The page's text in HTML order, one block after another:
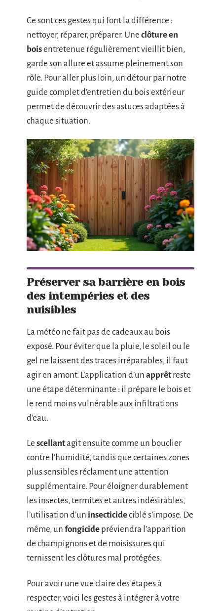
Ce sont ces gestes qui font la différence :
nettoyer, réparer, préparer. Une clôture en
boisentretenue régulièrement vieillit bien,
garde son allure et assume pleinement son
rôle. Pour aller plus loin, un détour par notre
guide complet d’entretien du bois extérieur
permet de découvrir des astuces adaptées à
chaque situation.
Préserver sa barrière en bois
des intempéries et des
nuisibles
La météo ne fait pas de cadeaux au bois
exposé. Pour éviter que la pluie, le soleil ou le
gel ne laissent des traces irréparables, il faut
agir en amont. L’application d’un apprêtreste
une étape déterminante : il prépare le bois et
le rend moins vulnérable aux infiltrations
d’eau.
Le scellantagit ensuite comme un bouclier
contre l’humidité, tandis que certaines zones
plus sensibles réclament une attention
supplémentaire. Pour éloigner durablement
les insectes, termites et autres indésirables,
l’utilisation d’un insecticideciblé s’impose. De
même, un fongicide préviendra l’apparition
de champignons et de moisissures qui
ternissent les clôtures mal protégées.
Pour avoir une vue claire des étapes à
respecter, voici les gestes à intégrer à votre